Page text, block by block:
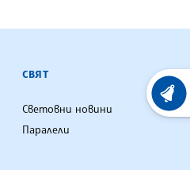
АГЕНЦИЯ
СВЯТ
Световни новини
Паралели